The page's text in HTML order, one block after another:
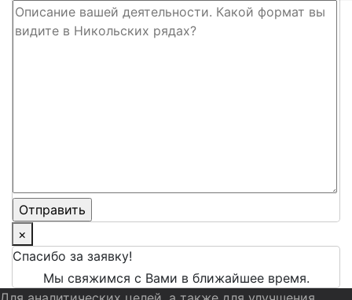
×
Спасибо за заявку!
Мы свяжимся с Вами в ближайшее время.